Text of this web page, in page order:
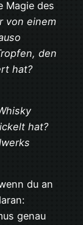
Magie des
von einem
den
hat?
hat?
du an
genau